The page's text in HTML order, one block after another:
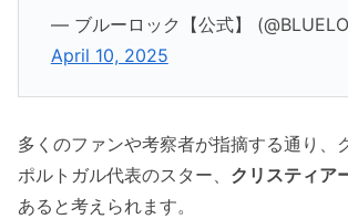
— ブルーロック【公式】
April 10, 2025
多くのファンや考察者が指摘する通り、
ポルトガル代表のスター、 クリスティア
あると考えられます。